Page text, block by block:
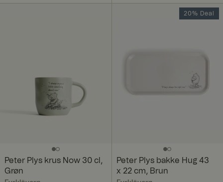
Peter Plys krus Now 30 cl,
Grøn
20% Deal
Peter Plys bakke Hug 43
x 22 cm, Brun